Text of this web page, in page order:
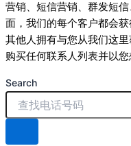
营销、短信营销、群发短
面，我们的每个客户都会
其他人拥有与您从我们这
购买任何联系人列表并以您
Search